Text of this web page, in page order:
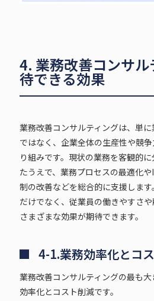
4. 業務改善コンサ
待できる効果
業務改善コンサルティングは、単
ではなく、企業全体の生産性や競
り組みです。現状の業務を客観的
たうえで、業務プロセスの最適化
制の改善などを総合的に支援しま
だけでなく、従業員の働きやすさや
さまざまな効果が期待できます。
4-1.業務効率化とコ
業務改善コンサルティングの最も
効率化とコスト削減です。